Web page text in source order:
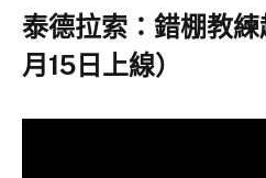
泰德拉索：錯棚教
月15日上線）